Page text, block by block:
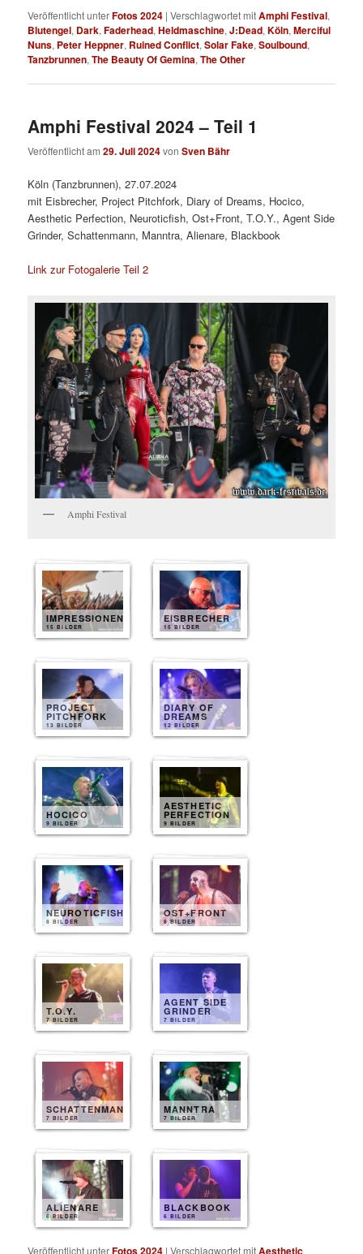
Veröffentlicht unterFotos 2024 |Verschlagwortet mitAmphi Festival,
Blutengel, Dark,Faderhead,Heldmaschine,J:Dead,Köln,Merciful
Nuns, Peter Heppner, Ruined Conflict,Solar Fake,Soulbound,
Tanzbrunnen,The Beauty Of Gemina,The Other
Amphi Festival 2024 – Teil 1
Veröffentlicht am29. Juli 2024vonSven Bähr
Köln (Tanzbrunnen), 27.07.2024
mit Eisbrecher, Project Pitchfork, Diary of Dreams, Hocico,
Aesthetic Perfection, Neuroticfish, Ost+Front, T.O.Y., Agent Side
Grinder, Schattenmann, Manntra, Alienare, Blackbook
Link zur Fotogalerie Teil 2
Amphi Festival
IMPRESSIONEN
15 BILDER
EISBRECHER
15 BILDER
PROJECT
PITCHFORK
13 BILDER
DIARY OF
DREAMS
12 BILDER
HOCICO
9 BILDER
AESTHETIC
PERFECTION
9 BILDER
NEUROTICFISH
8 BILDER
OST+FRONT
8 BILDER
T.O.Y.
7 BILDER
AGENT SIDE
GRINDER
7 BILDER
SCHATTENMANN
7 BILDER
MANNTRA
7 BILDER
ALIENARE
6 BILDER
BLACKBOOK
6 BILDER
Veröffentlicht unterFotos 2024 |Verschlagwortet mitAesthetic